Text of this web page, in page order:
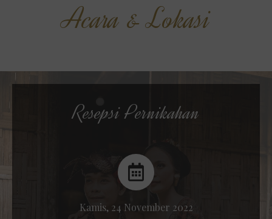
Acara & Lokasi
Resepsi Pernikahan
Kamis, 24 November 2022